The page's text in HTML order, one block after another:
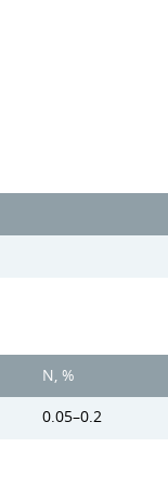
N, %
0.05–0.2